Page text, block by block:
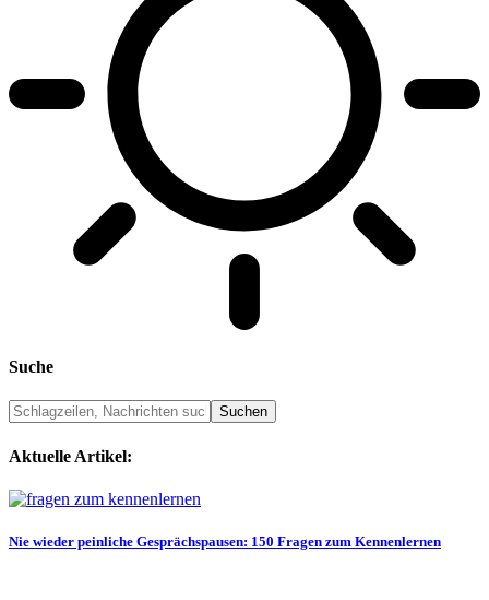
Suche
Aktuelle Artikel:
Nie wieder peinliche Gesprächspausen: 150 Fragen zum Kennenlernen